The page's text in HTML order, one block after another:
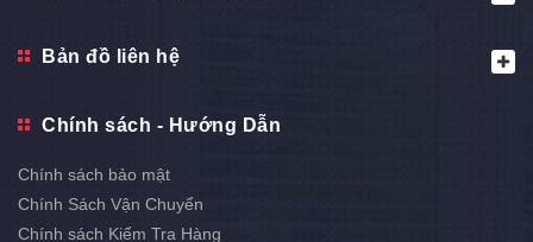
Bản đồ liên hệ
Chính sách - Hướng Dẫn
Chính sách bảo mật
Chính Sách Vận Chuyển
Chính sách Kiểm Tra Hàng